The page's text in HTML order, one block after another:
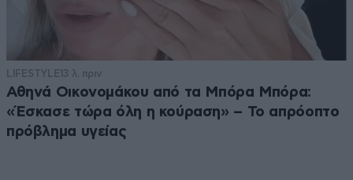
LIFESTYLE13 λ. πριν
Αθηνά Οικονομάκου από τα Μπόρα Μπόρα:
«Έσκασε τώρα όλη η κούραση» – Το απρόοπτο
πρόβλημα υγείας